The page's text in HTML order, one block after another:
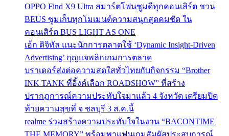
OPPO Find X9 Ultra สมาร์ตโฟนซูมดีทุกคอนเสิร์ต ชวน
BEUS ซูมเก็บทุกโมเมนต์ความสนุกสุดคมชัด ใน
คอนเสิร์ต BUS LIGHT AS ONE
เอ้ก ดิจิทัล แนะนักการตลาดใช้ ‘Dynamic Insight-Driven
Advertising’ กุญแจพลิกเกมการตลาด
บราเดอร์ส่งต่อความสดใสทั่วไทยกับกิจกรรม “Brother
INK TANK ที่อิ้งค์เลือก ROADSHOW” ที่สร้าง
ปรากฏการณ์ความประทับใจมาแล้ว 4 จังหวัด เตรียมปิด
ท้ายความสุขที่ จ ชลบุรี 3 ส.ค.นี้
realme ร่วมสร้างความประทับใจในงาน “BACONTIME
THE MEMORY” พร้อมพาแฟนเกมสัมผัสประสบการณ์